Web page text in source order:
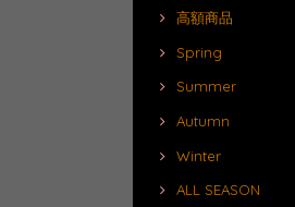
高額商品
Spring
Summer
Autumn
Winter
ALL SEASON